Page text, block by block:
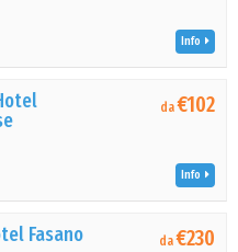
Info
da€102
Info
Fasano da€230